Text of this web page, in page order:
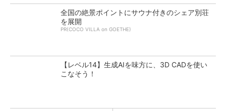
全国の絶景ポイントにサウナ付きのシェア別荘
を展開
PR(COCO VILLA on GOETHE)
【レベル14】生成AIを味方に、3D CADを使い
こなそう！